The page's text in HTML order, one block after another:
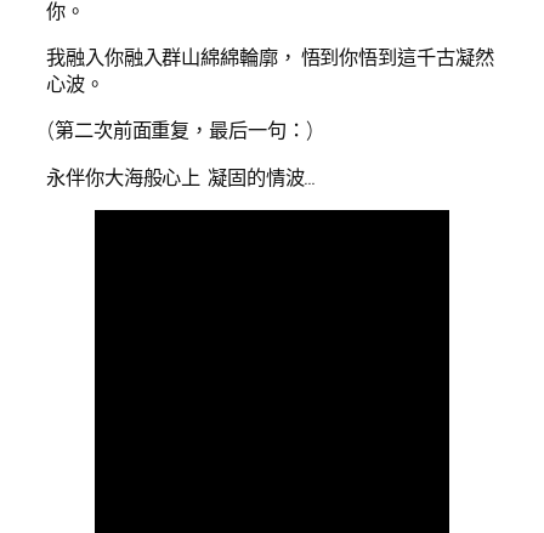
你。
我融入你融入群山綿綿輪廓， 悟到你悟到這千古凝然
心波。
(第二次前面重复，最后一句：)
永伴你大海般心上 凝固的情波…